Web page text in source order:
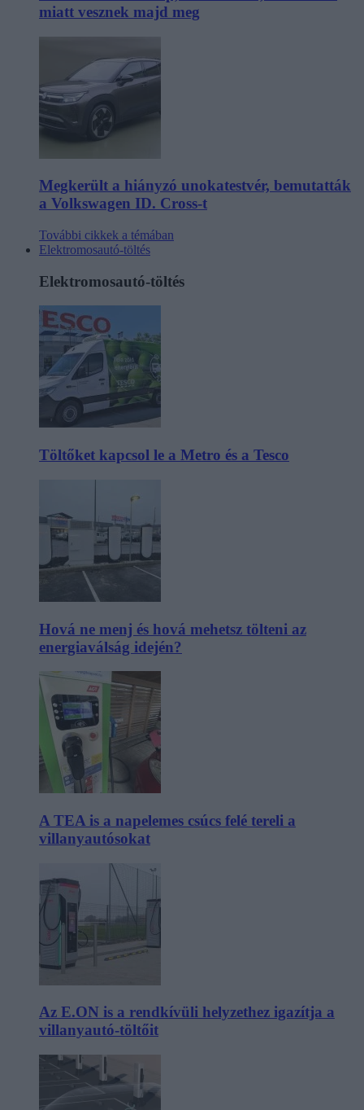
miatt vesznek majd meg
Megkerült a hiányzó unokatestvér, bemutatták
a Volkswagen ID. Cross-t
További cikkek a témában
Elektromosautó-töltés
Elektromosautó-töltés
Töltőket kapcsol le a Metro és a Tesco
Hová ne menj és hová mehetsz tölteni az
energiaválság idején?
A TEA is a napelemes csúcs felé tereli a
villanyautósokat
Az E.ON is a rendkívüli helyzethez igazítja a
villanyautó-töltőit